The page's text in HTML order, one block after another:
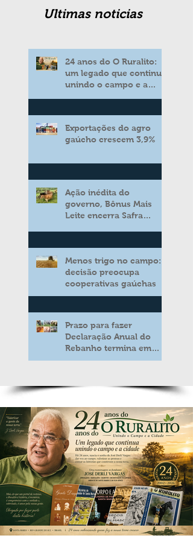
Ultimas noticias
24 anos do O Ruralito:
um legado que continua
unindo o campo e a
Exportações do agro
gaúcho crescem 3,9%
Ação inédita do
governo, Bônus Mais
Leite encerra Safra
aos produtores de leite
Menos trigo no campo:
decisão preocupa
cooperativas gaúchas
Prazo para fazer
Declaração Anual do
Rebanho termina em
duas semanas